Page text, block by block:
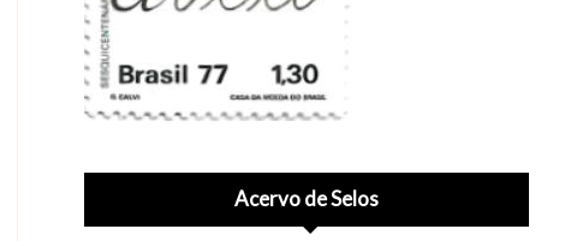
Acervo de Selos